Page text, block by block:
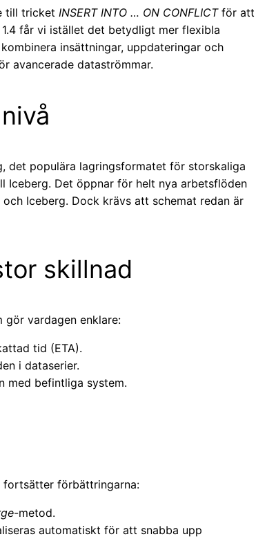
till tricket INSERT INTO … ON CONFLICTför att
får vi istället det betydligt mer flexibla
insättningar, uppdateringar och
avancerade dataströmmar.
det populära lagringsformatet för storskaliga
Iceberg. Det öppnar för helt nya arbetsflöden
Iceberg. Dock krävs att schemat redan är
skillnad
gör vardagen enklare:
tid (ETA).
i dataserier.
med befintliga system.
fortsätter förbättringarna:
-metod.
automatiskt för att snabba upp